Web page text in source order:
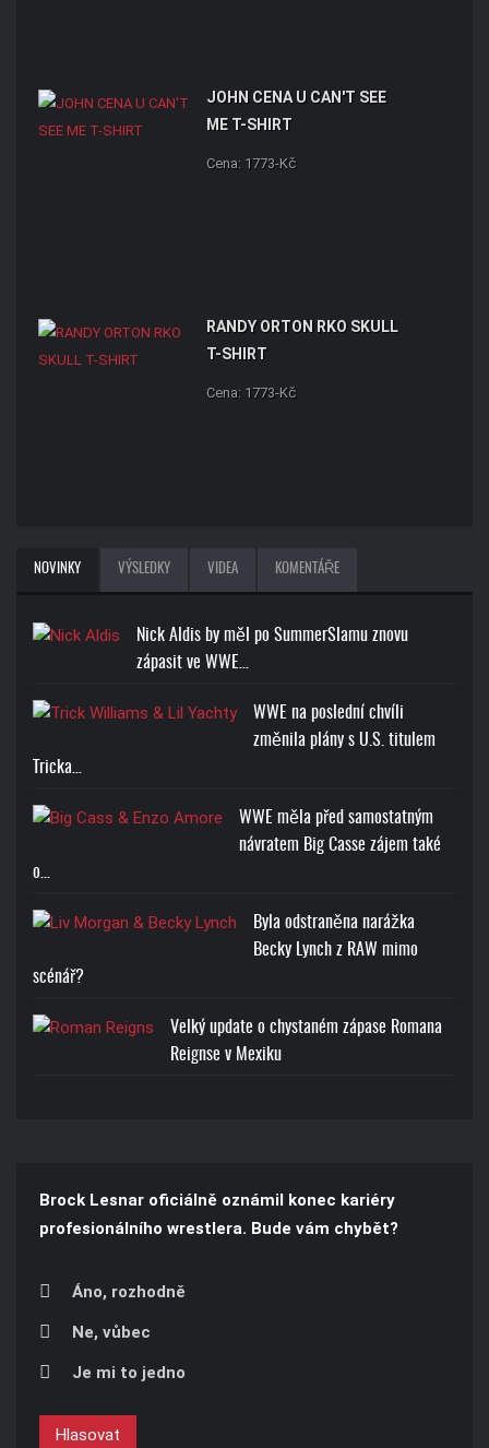
JOHN CENA U CAN'T SEE
ME T-SHIRT
Cena: 1773-Kč
RANDY ORTON RKO SKULL
T-SHIRT
Cena: 1773-Kč
NOVINKY VÝSLEDKY VIDEA KOMENTÁŘE
Nick Aldis by měl po SummerSlamu znovu
zápasit ve WWE…
WWE na poslední chvíli
změnila plány s U.S. titulem
Tricka…
WWE měla před samostatným
návratem Big Casse zájem také
o…
Byla odstraněna narážka
Becky Lynch z RAW mimo
scénář?
Velký update o chystaném zápase Romana
Reignse v Mexiku
Brock Lesnar oficiálně oznámil konec kariéry
profesionálního wrestlera. Bude vám chybět?
Áno, rozhodně
Ne, vůbec
Je mi to jedno
Hlasovat